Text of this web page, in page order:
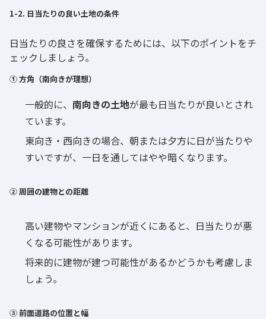
1-2. 日当たりの良い土地の条件
日当たりの良さを確保するためには、以下のポイントをチ
ェックしましょう。
① 方角（南向きが理想）
一般的に、 南向きの土地が最も日当たりが良いとされ
ています。
東向き・西向きの場合、朝または夕方に日が当たりや
すいですが、一日を通してはやや暗くなります。
② 周囲の建物との距離
高い建物やマンションが近くにあると、日当たりが悪
くなる可能性があります。
将来的に建物が建つ可能性があるかどうかも考慮しま
しょう。
③ 前面道路の位置と幅